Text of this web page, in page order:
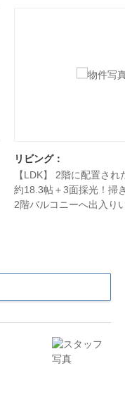
リビング：
【LDK】 2階に配置さ
約18.3帖＋3面採光！掃
2階バルコニーへ出入り